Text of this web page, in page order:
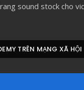
sound stock cho
TRÊN MẠNG XÃ HỘI